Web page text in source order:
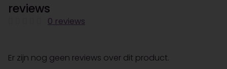
reviews
0 reviews
Er zijn nog geen reviews over dit product.